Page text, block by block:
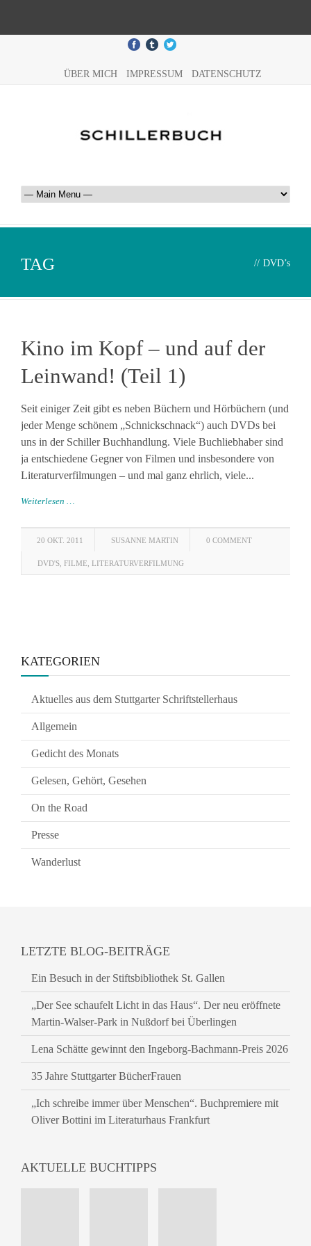
ÜBER MICH IMPRESSUM DATENSCHUTZ
TAG // DVD’s
Kino im Kopf – und auf der
Leinwand! (Teil 1)
Seit einiger Zeit gibt es neben Büchern und Hörbüchern (und
jeder Menge schönem „Schnickschnack“) auch DVDs bei
uns in der Schiller Buchhandlung. Viele Buchliebhaber sind
ja entschiedene Gegner von Filmen und insbesondere von
Literaturverfilmungen – und mal ganz ehrlich, viele...
Weiterlesen …
20 OKT. 2011 SUSANNE MARTIN 0 COMMENT
DVD'S FILME LITERATURVERFILMUNG
KATEGORIEN
Aktuelles aus dem Stuttgarter Schriftstellerhaus
Allgemein
Gedicht des Monats
Gelesen, Gehört, Gesehen
On the Road
Presse
Wanderlust
LETZTE BLOG-BEITRÄGE
Ein Besuch in der Stiftsbibliothek St. Gallen
„Der See schaufelt Licht in das Haus“. Der neu eröffnete
Martin-Walser-Park in Nußdorf bei Überlingen
Lena Schätte gewinnt den Ingeborg-Bachmann-Preis 2026
35 Jahre Stuttgarter BücherFrauen
„Ich schreibe immer über Menschen“. Buchpremiere mit
Oliver Bottini im Literaturhaus Frankfurt
AKTUELLE BUCHTIPPS